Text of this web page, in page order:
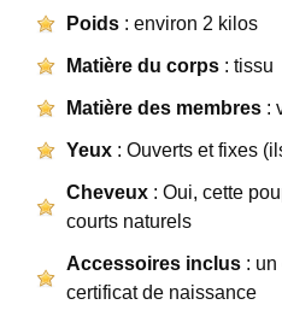
Poids : environ 2 kilos
Matière du corps : tissu
Matière des membres :
Yeux : Ouverts et fixes
Cheveux : Oui, cette
courts naturels
Accessoires inclus :
certificat de naissance